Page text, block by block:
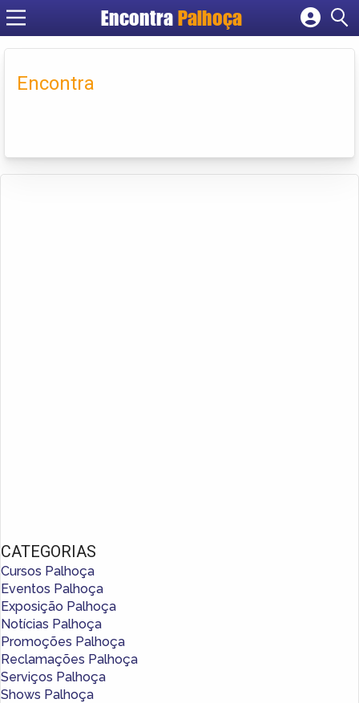
EncontraPalhoça
Cadastrar empresa
Encontra
CATEGORIAS
Cursos Palhoça
Eventos Palhoça
Exposição Palhoça
Notícias Palhoça
Promoções Palhoça
Reclamações Palhoça
Serviços Palhoça
Shows Palhoça